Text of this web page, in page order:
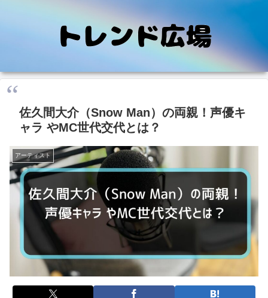
佐久間大介（Snow Man）の両親！声優キ
ャラ やMC世代交代とは？
アーティスト